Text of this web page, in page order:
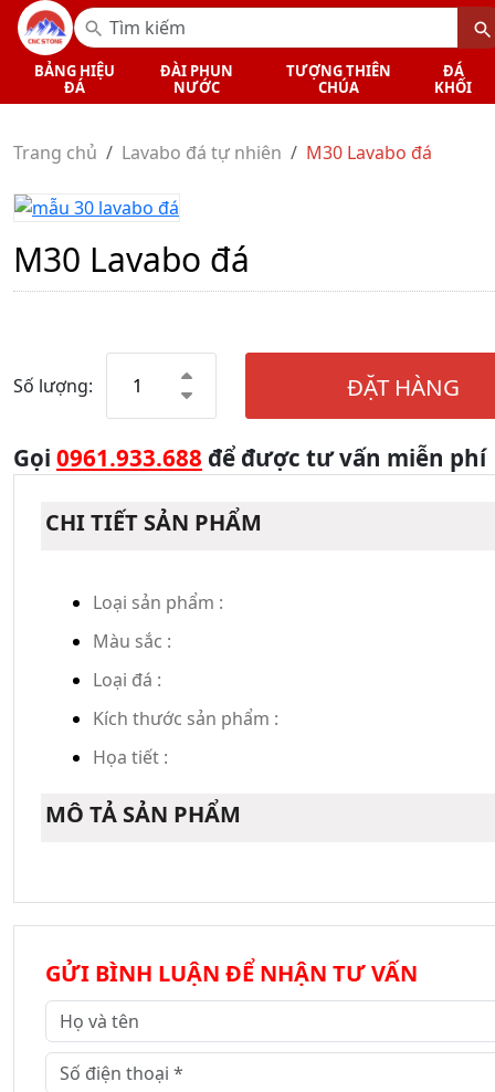
BẢNG HIỆU
ĐÁ
ĐÀI PHUN
NƯỚC
TƯỢNG THIÊN
CHÚA
ĐÁ
KHỐI
Trang chủ Lavabo đá tự nhiên M30 Lavabo đá
M30 Lavabo đá
Số lượng: ĐẶT HÀNG
Gọi 0961.933.688 để được tư vấn miễn phí
CHI TIẾT SẢN PHẨM
Loại sản phẩm :
Màu sắc :
Loại đá :
Kích thước sản phẩm :
Họa tiết :
MÔ TẢ SẢN PHẨM
GỬI BÌNH LUẬN ĐỂ NHẬN TƯ VẤN